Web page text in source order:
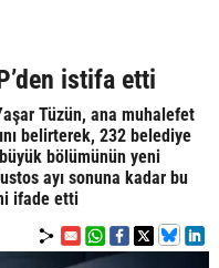
istifa etti
Tüzün, ana muhalefet
belirterek, 232 belediye
bölümünün yeni
ayı sonuna kadar bu
ifade etti